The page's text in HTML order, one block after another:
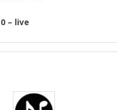
– live